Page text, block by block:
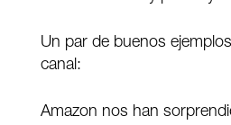
Un par de buenos
canal:
Amazon nos han